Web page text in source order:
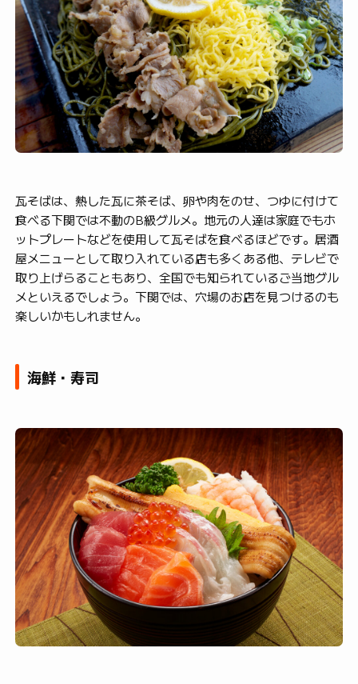
瓦そばは、熱した瓦に茶そば、卵や肉をのせ、つゆに付けて
食べる下関では不動のB級グルメ。地元の人達は家庭でもホ
ットプレートなどを使用して瓦そばを食べるほどです。居酒
屋メニューとして取り入れている店も多くある他、テレビで
取り上げらることもあり、全国でも知られているご当地グル
メといえるでしょう。下関では、穴場のお店を見つけるのも
楽しいかもしれません。
海鮮・寿司